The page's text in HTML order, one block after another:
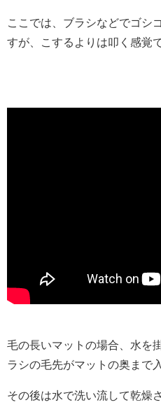
ここでは、ブラシなどでゴシ
すが、こするよりは叩く感覚
毛の長いマットの場合、水を
ラシの毛先がマットの奥まで
その後は水で洗い流して乾燥